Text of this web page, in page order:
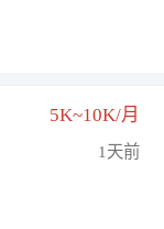
5K~10K/月
1天前